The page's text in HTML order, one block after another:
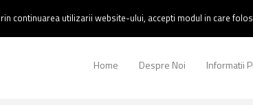
Home Despre Noi Informatii
continuarea utilizarii website-ului, accepti modul in care